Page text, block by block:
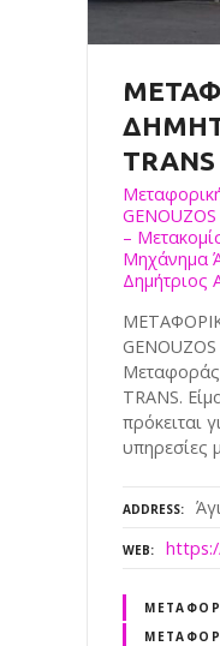
TRANS
–
Μηχάνημα
Δημήτριος
Μεταφοράς
TRANS.
πρόκειται
υπηρεσίες
ADDRESS
WEB